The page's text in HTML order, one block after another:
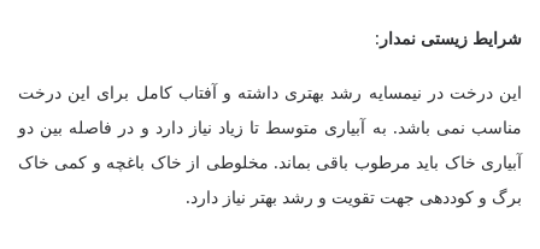
شرایط زیستی نمدار :
این درخت در نیمسایه رشد بهتری داشته و آفتاب کامل برای این درخت
مناسب نمی باشد. به آبیاری متوسط تا زیاد نیاز دارد و در فاصله بین دو
آبیاری خاک باید مرطوب باقی بماند. مخلوطی از خاک باغچه و کمی خاک
برگ و کوددهی جهت تقویت و رشد بهتر نیاز دارد.